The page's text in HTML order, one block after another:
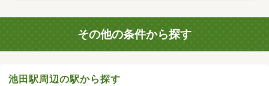
その他の条件から探す
池田駅周辺の駅から探す